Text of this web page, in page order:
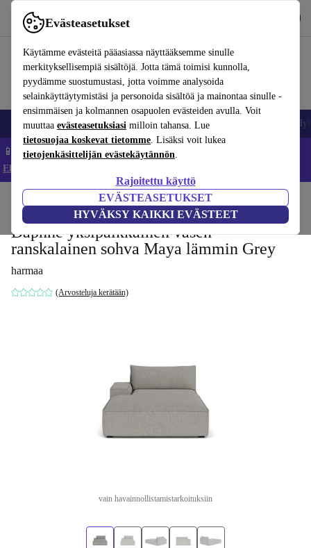
Evästeasetukset
Käytämme evästeitä pääasiassa näyttääksemme sinulle
merkityksellisempiä sisältöjä. Jotta tämä toimisi kunnolla,
pyydämme suostumustasi, jotta voimme analysoida
selainkäyttäytymistäsi ja personoida sisältöä ja mainontaa sinulle -
ensimmäisen ja kolmannen osapuolen evästeiden avulla. Voit
muuttaa evästeasetuksiasi milloin tahansa. Lue
tietosuojaa koskevat tietomme. Lisäksi voit lukea
tietojenkäsittelijän evästekäytännön.
Rajoitettu käyttö
EVÄSTEASETUKSET
HYVÄKSY KAIKKI EVÄSTEET
Käytä refurbed-palvelua nopeasti ja helposti
Matkapuhelimet ja älypuhelimet Kannettavat tietokoneet
📱 Säästä 5 % LISÄÄ iPhoneista – Koodi: IPHONEDEAL –
Ehdot ja säännöt
Huonekalut
Daphne yksipaikkainen vasen
ranskalainen sohva Maya lämmin Grey
harmaa
(Arvosteluja kerätään)
vain havainnollistamistarkoituksiin